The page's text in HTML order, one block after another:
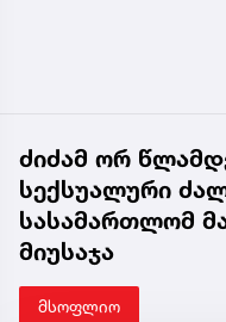
ძიძამ ორ
სექსუალური
სასამართლომ
მიუსაჯა
მსოფლიო